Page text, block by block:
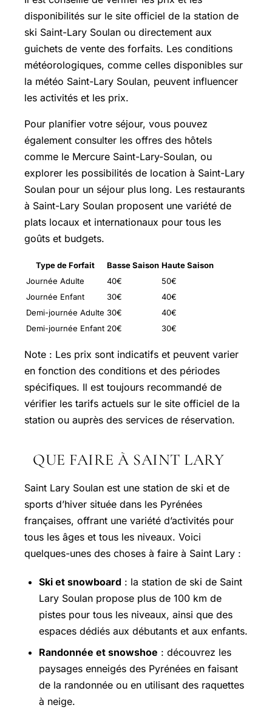
disponibilités sur le site officiel de la station de
ski Saint-Lary Soulan ou directement aux
guichets de vente des forfaits. Les conditions
météorologiques, comme celles disponibles sur
la météo Saint-Lary Soulan, peuvent influencer
les activités et les prix.
Pour planifier votre séjour, vous pouvez
également consulter les offres des hôtels
comme le Mercure Saint-Lary-Soulan, ou
explorer les possibilités de location à Saint-Lary
Soulan pour un séjour plus long. Les restaurants
à Saint-Lary Soulan proposent une variété de
plats locaux et internationaux pour tous les
goûts et budgets.
Type de Forfait Basse Saison Haute Saison
Journée Adulte
40€
50€
Journée Enfant
30€
40€
Demi-journée Adulte 30€
40€
Demi-journée Enfant 20€ 30€
Note : Les prix sont indicatifs et peuvent varier
en fonction des conditions et des périodes
spécifiques. Il est toujours recommandé de
vérifier les tarifs actuels sur le site officiel de la
station ou auprès des services de réservation.
QUE FAIRE À SAINT LARY
Saint Lary Soulan est une station de ski et de
sports d’hiver située dans les Pyrénées
françaises, offrant une variété d’activités pour
tous les âges et tous les niveaux. Voici
quelques-unes des choses à faire à Saint Lary :
Ski et snowboard : la station de ski de Saint
Lary Soulan propose plus de 100 km de
pistes pour tous les niveaux, ainsi que des
espaces dédiés aux débutants et aux enfants.
Randonnée et snowshoe : découvrez les
paysages enneigés des Pyrénées en faisant
de la randonnée ou en utilisant des raquettes
à neige.